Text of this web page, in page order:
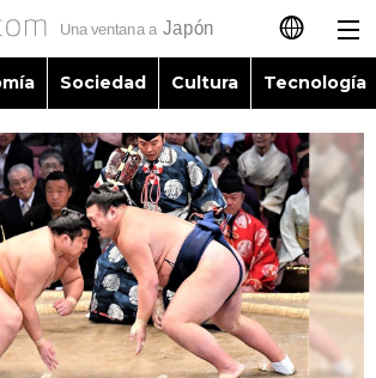
日本語
English
简体字
繁體字
Français
Sociedad Cultura Tecnología